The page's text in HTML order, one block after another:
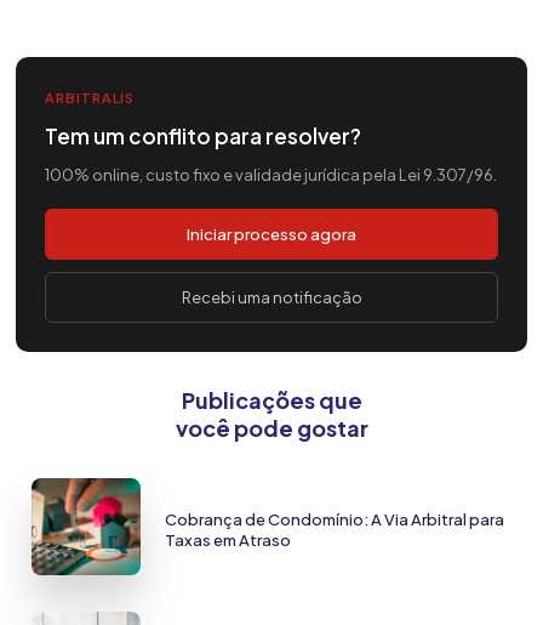
ARBITRALIS
Tem um conflito para resolver?
100% online, custo fixo e validade jurídica pela Lei 9.307/96.
Iniciar processo agora
Recebi uma notificação
Publicações que
você pode gostar
Cobrança de Condomínio: A Via Arbitral para
Taxas em Atraso